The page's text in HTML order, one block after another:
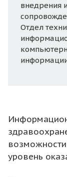
внедрения
Отдел
уровень